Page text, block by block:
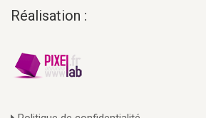
Réalisation :